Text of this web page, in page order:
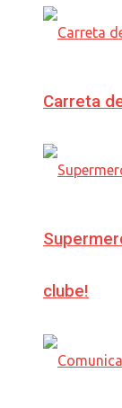
Carreta
clube!